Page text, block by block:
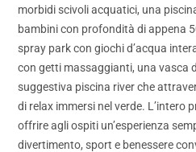
morbidi scivoli acquatici, una
bambini con profondità di appena
spray park con giochi d’acqua
con getti massaggianti, una vasca
suggestiva piscina river che
di relax immersi nel verde. L’intero
offrire agli ospiti un’esperienza
divertimento, sport e benessere